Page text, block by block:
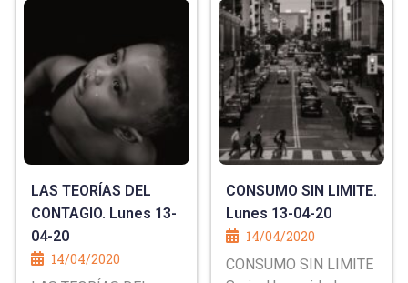
LAS TEORÍAS DEL
CONTAGIO. Lunes 13-
04-20
14/04/2020
CONSUMO SIN LIMITE.
Lunes 13-04-20
14/04/2020
CONSUMO SIN LIMITE